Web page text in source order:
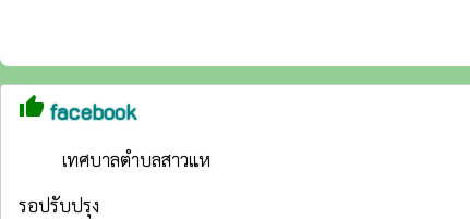
thumb_upfacebook
เทศบาลตำบลสาวแห
รอปรับปรุง